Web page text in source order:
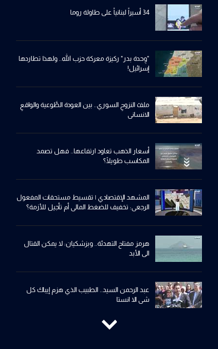
34 أسيراً لبنانياً على طاولة روما
"وِحدة بدر" ركيزة معركة حزب الله.. ولهذا تطاردها
إسرائيل!
ملفّ النزوحِ السوري.. بين العودة الطَّوعية والواقعِ
الانساني
أسعار الذهب تعاود ارتفاعها.. فهل تصمد
المكاسب طويلًا؟
المشهد الإقتصادي | تقسيط مستحقات المفعول
الرجعي: تخفيف للضغط المالي أم تأجيل للأزمة؟
هرمز مفتاح التهدئة.. وبزشكيان: لا يمكن القتال
الى الأبد
عبد الرحمن السيد.. الطبيب الذي هزم إيباك كل
شي الا انستا